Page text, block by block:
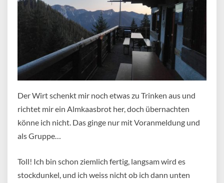
Der Wirt schenkt mir noch etwas zu Trinken aus und
richtet mir ein Almkaasbrot her, doch übernachten
könne ich nicht. Das ginge nur mit Voranmeldung und
als Gruppe…
Toll! Ich bin schon ziemlich fertig, langsam wird es
stockdunkel, und ich weiss nicht ob ich dann unten